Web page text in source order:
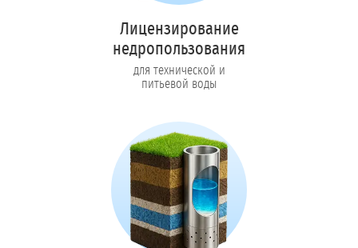
Лицензирование
недропользования
для технической и
питьевой воды